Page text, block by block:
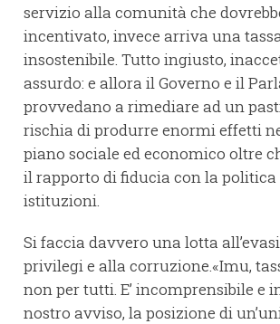
servizio alla comunità che
incentivato, invece arriva una
insostenibile. Tutto ingiusto,
assurdo: e allora il Governo e il
provvedano a rimediare ad un
rischia di produrre enormi effetti
piano sociale ed economico oltre
il rapporto di fiducia con la politica
istituzioni.
Si faccia davvero una lotta
privilegi e alla corruzione.«Imu,
non per tutti. E’ incomprensibile e
nostro avviso, la posizione di